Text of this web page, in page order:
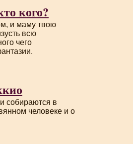
кого?
и маму твою
всю
чего
собираются в
человеке и о